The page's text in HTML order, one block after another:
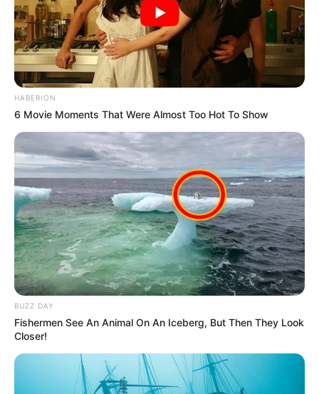
HABERION
6 Movie Moments That Were Almost Too Hot To Show
BUZZ DAY
Fishermen See An Animal On An Iceberg, But Then They Look
Closer!